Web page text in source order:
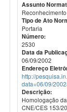
Assunto
Reconhecimento
Tipo de Ato
Portaria
Número:
2530
Data da
06/09/2002
Endereço
http://
data=06/09/
Descrição:
Homologação
CNE/CES 153/